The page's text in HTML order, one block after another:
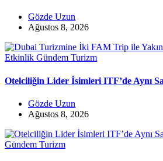
Gözde Uzun
Ağustos 8, 2026
Etkinlik Gündem Turizm
Otelciliğin Lider İsimleri ITF’de Aynı
Gözde Uzun
Ağustos 8, 2026
Gündem Turizm